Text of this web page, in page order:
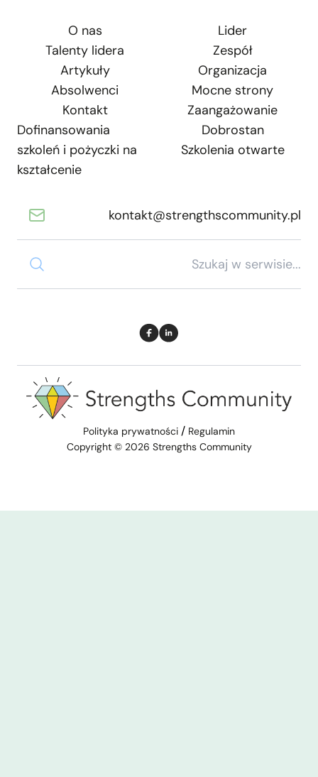
O nas
Talenty lidera
Artykuły
Absolwenci
Kontakt
Dofinansowania
szkoleń i pożyczki na
kształcenie
Lider
Zespół
Organizacja
Mocne strony
Zaangażowanie
Dobrostan
Szkolenia otwarte
kontakt@strengthscommunity.pl
Copyright © 2026 Strengths Community
Polityka prywatności / Regulamin